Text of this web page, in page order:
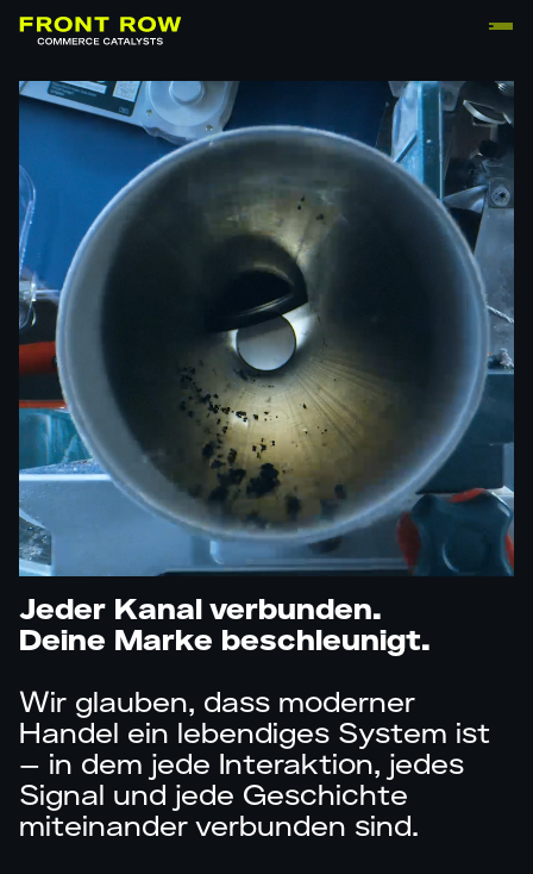
Jeder Kanal verbunden.
Deine Marke beschleunigt.
Wir glauben, dass moderner
Handel ein lebendiges System ist
– in dem jede Interaktion, jedes
Signal und jede Geschichte
miteinander verbunden sind.